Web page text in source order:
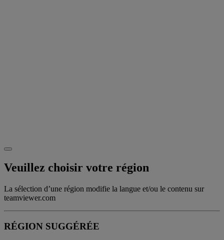
Veuillez choisir votre région
La sélection d’une région modifie la langue et/ou le contenu sur
teamviewer.com
RÉGION SUGGÉRÉE